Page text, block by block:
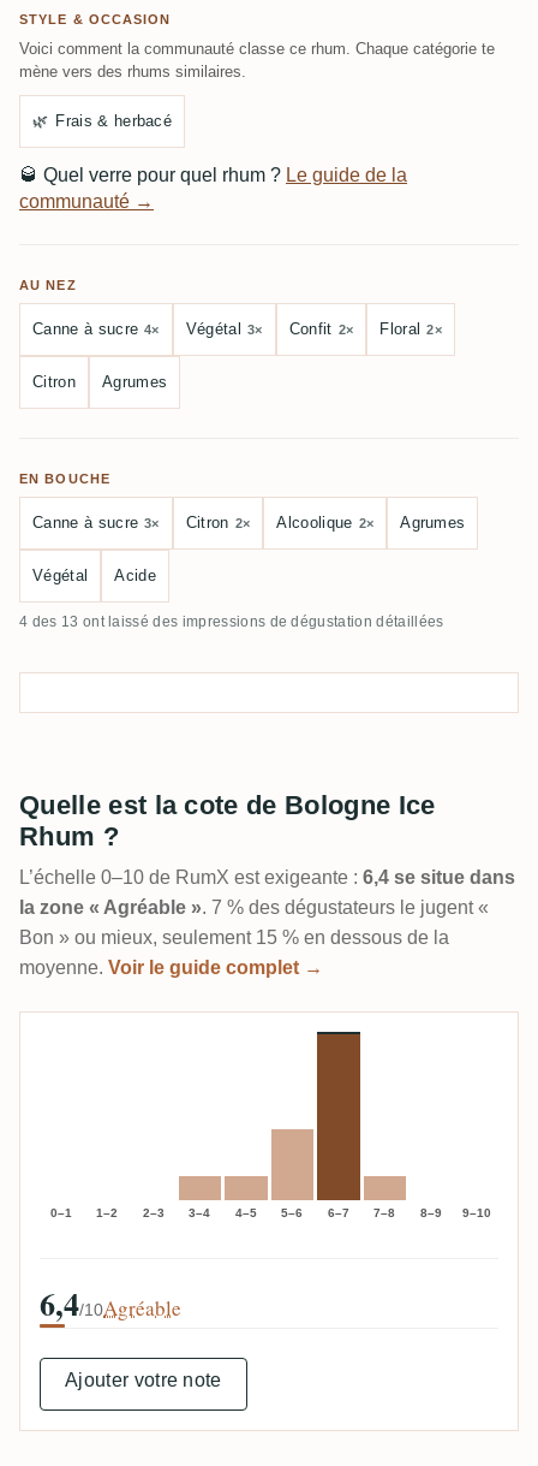
STYLE & OCCASION
Voici comment la communauté classe ce rhum. Chaque catégorie te
mène vers des rhums similaires.
🌿 Frais & herbacé
🥃 Quel verre pour quel rhum ? Le guide de la
communauté →
AU NEZ
Canne à sucre 4× Végétal 3× Confit 2× Floral 2×
Citron Agrumes
EN BOUCHE
Canne à sucre 3× Citron 2× Alcoolique 2× Agrumes
Végétal Acide
4 des 13 ont laissé des impressions de dégustation détaillées
Quelle est la cote de Bologne Ice
Rhum ?
L’échelle 0–10 de RumX est exigeante : 6,4 se situe dans
la zone « Agréable ». 7 % des dégustateurs le jugent «
Bon » ou mieux, seulement 15 % en dessous de la
moyenne. Voir le guide complet →
0–1 1–2 2–3 3–4 4–5 5–6 6–7 7–8 8–9 9–10
6,4/10Agréable
Ajouter votre note